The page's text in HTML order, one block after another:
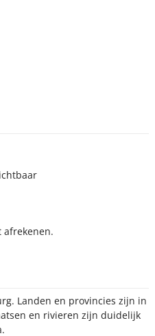
Landen en provincies zijn in
en rivieren zijn duidelijk